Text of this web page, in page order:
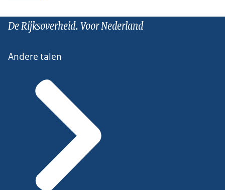
De Rijksoverheid. Voor Nederland
Andere talen